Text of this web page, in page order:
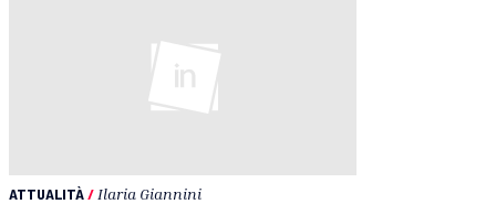
ATTUALITÀ/ Ilaria Giannini